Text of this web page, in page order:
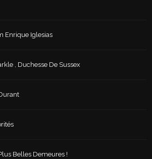
Enrique Iglesias
, Duchesse De Sussex
Belles Demeures !